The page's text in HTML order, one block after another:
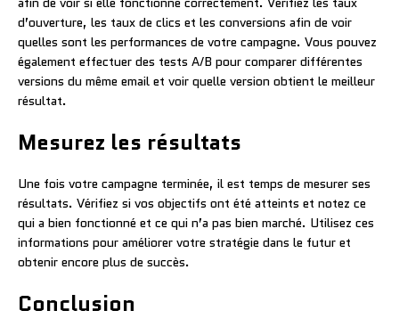
d’ouverture, les taux de clics et les conversions afin de voir
quelles sont les performances de votre campagne. Vous pouvez
également effectuer des tests A/B pour comparer différentes
versions du même email et voir quelle version obtient le meilleur
résultat.
Mesurez les résultats
Une fois votre campagne terminée, il est temps de mesurer ses
résultats. Vérifiez si vos objectifs ont été atteints et notez ce
qui a bien fonctionné et ce qui n’a pas bien marché. Utilisez ces
informations pour améliorer votre stratégie dans le futur et
obtenir encore plus de succès.
Conclusion